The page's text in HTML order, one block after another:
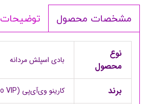
مشخصات محصول توضیحات
نوع
محصول
بادی اسپلش مردانه
برند کارینو وی‌آی‌پی (Carino VIP) – فرانسه